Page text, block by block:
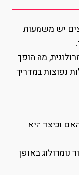
יש משמעות
מה הופך
נפוצות במדריך
וכיצד היא
באופן